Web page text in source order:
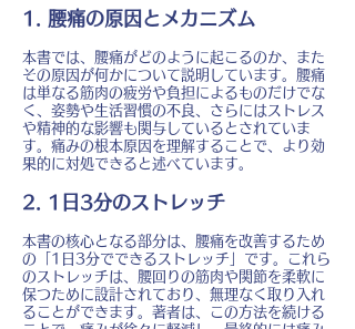
1. 腰痛の原因とメカニズム
本書では、腰痛がどのように起こるのか、また
その原因が何かについて説明しています。腰痛
は単なる筋肉の疲労や負担によるものだけでな
く、姿勢や生活習慣の不良、さらにはストレス
や精神的な影響も関与しているとされていま
す。痛みの根本原因を理解することで、より効
果的に対処できると述べています。
2. 1日3分のストレッチ
本書の核心となる部分は、腰痛を改善するため
の「1日3分でできるストレッチ」です。これら
のストレッチは、腰回りの筋肉や関節を柔軟に
保つために設計されており、無理なく取り入れ
ることができます。著者は、この方法を続ける